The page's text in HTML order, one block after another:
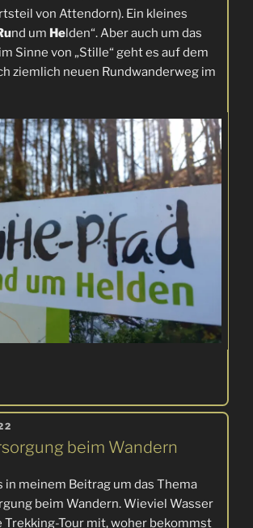
von Attendorn). Ein kleines
nd um Helden“. Aber auch um das
im Sinne von „Stille“ geht es auf dem
ziemlich neuen Rundwanderweg im
beim Wandern
in meinem Beitrag um das Thema
beim Wandern. Wieviel Wasser
Trekking-Tour mit, woher bekommst